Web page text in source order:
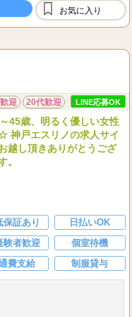
お気に入り
迎 20代歓迎 LINE応募OK
45歳、明るく優しい女性
神戸エスリノの求人サイ
越し頂きありがとうござ
。
保証あり
日払いOK
験者歓迎
個室待機
費支給 制服貸与